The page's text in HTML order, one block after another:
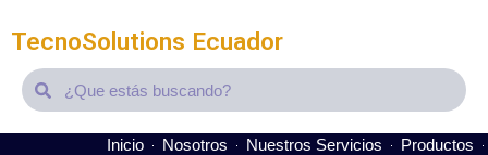
TecnoSolutions Ecuador
SearchSearch
Inicio Nosotros Nuestros Servicios
Productos